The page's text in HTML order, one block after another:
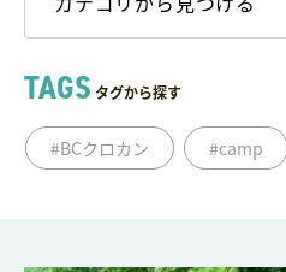
TAGS タグから探す
#BCクロカン #camp